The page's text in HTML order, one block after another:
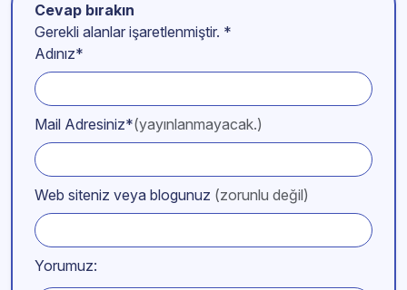
Cevap bırakın
Gerekli alanlar işaretlenmiştir. *
Adınız*
Mail Adresiniz*(yayınlanmayacak.)
Web siteniz veya blogunuz (zorunlu değil)
Yorumuz: